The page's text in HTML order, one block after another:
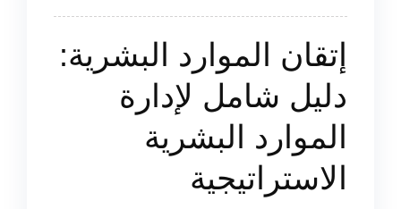
إتقان الموارد البشرية:
دليل شامل لإدارة
الموارد البشرية
الاستراتيجية